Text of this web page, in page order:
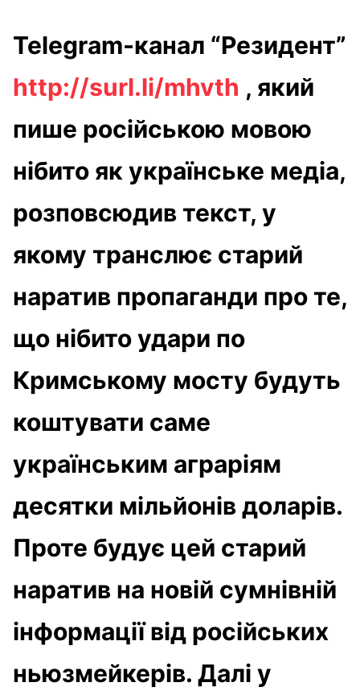
Telegram-канал “Резидент”
http://surl.li/mhvth , який
пише російською мовою
нібито як українське медіа,
розповсюдив текст, у
якому транслює старий
наратив пропаганди про те,
що нібито удари по
Кримському мосту будуть
коштувати саме
українським аграріям
десятки мільйонів доларів.
Проте будує цей старий
наратив на новій сумнівній
інформації від російських
ньюзмейкерів. Далі у